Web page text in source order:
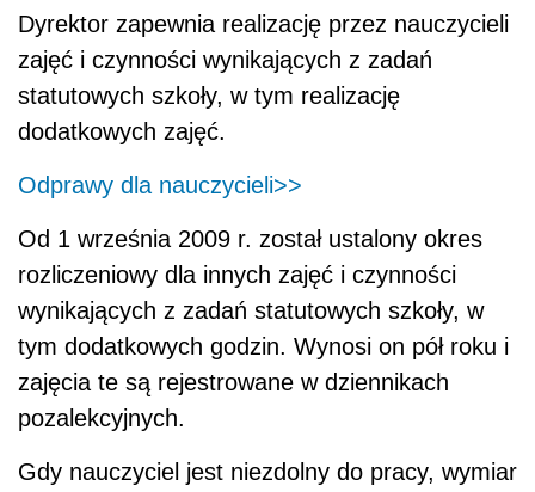
Dyrektor zapewnia realizację przez nauczycieli
zajęć i czynności wynikających z zadań
statutowych szkoły, w tym realizację
dodatkowych zajęć.
Odprawy dla nauczycieli>>
Od 1 września 2009 r. został ustalony okres
rozliczeniowy dla innych zajęć i czynności
wynikających z zadań statutowych szkoły, w
tym dodatkowych godzin. Wynosi on pół roku i
zajęcia te są rejestrowane w dziennikach
pozalekcyjnych.
Gdy nauczyciel jest niezdolny do pracy, wymiar